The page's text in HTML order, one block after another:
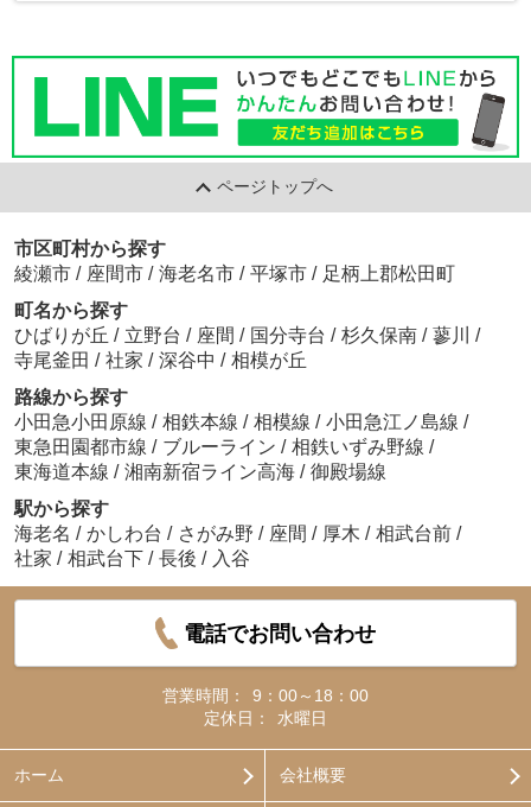
ページトップへ
市区町村から探す
綾瀬市 / 座間市 / 海老名市 / 平塚市 / 足柄上郡松田町
町名から探す
ひばりが丘 / 立野台 / 座間 / 国分寺台 / 杉久保南 / 蓼川 /
寺尾釜田 / 社家 / 深谷中 / 相模が丘
路線から探す
小田急小田原線 / 相鉄本線 / 相模線 / 小田急江ノ島線 /
東急田園都市線 / ブルーライン / 相鉄いずみ野線 /
東海道本線 / 湘南新宿ライン高海 / 御殿場線
駅から探す
海老名 / かしわ台 / さがみ野 / 座間 / 厚木 / 相武台前 /
社家 / 相武台下 / 長後 / 入谷
電話でお問い合わせ
営業時間：
9：00～18：00
定休日：
水曜日
ホーム 会社概要